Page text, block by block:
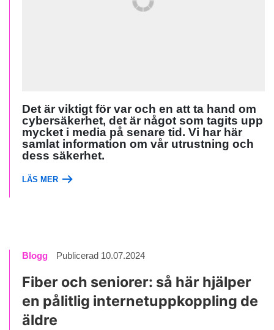
Det är viktigt för var och en att ta hand om
cybersäkerhet, det är något som tagits upp
mycket i media på senare tid. Vi har här
samlat information om vår utrustning och
dess säkerhet.
LÄS MER
Blogg Publicerad 10.07.2024
Fiber och seniorer: så här hjälper
en pålitlig internetuppkoppling de
äldre